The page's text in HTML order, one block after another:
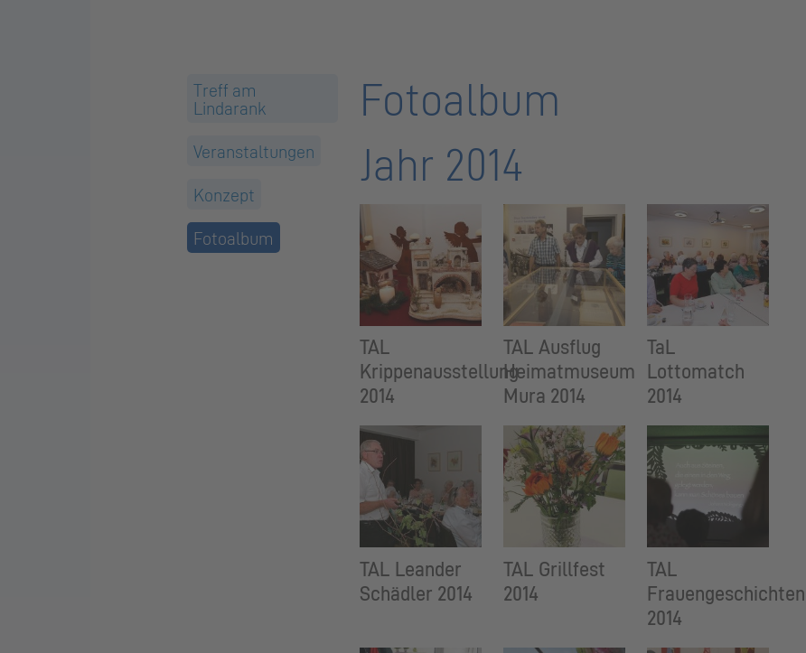
Treff am
Lindarank
Veranstaltungen
Konzept
Fotoalbum
Fotoalbum
Jahr 2014
TAL
Krippenausstellung
2014
TAL Ausflug
Heimatmuseum
Mura 2014
TaL
Lottomatch
2014
TAL Leander
Schädler 2014
TAL Grillfest
2014
TAL
Frauengeschichten
2014